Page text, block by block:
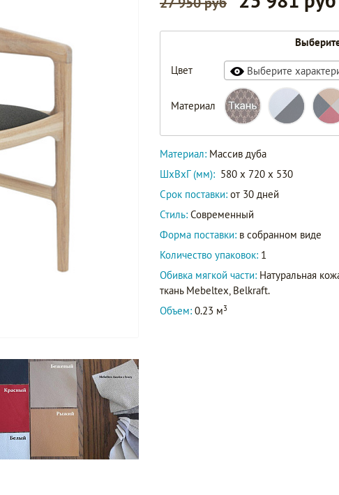
Цвет Выберите
Материал
Материал: Массив дуба
ШxВxГ (мм): 580 x 720 x 530
Срок поставки: от 30 дней
Стиль: Современный
Форма поставки: в собранном виде
Количество упаковок: 1
Обивка мягкой части: Натуральная
ткань Mebeltex, Belkraft.
Объем: 0.23 м3